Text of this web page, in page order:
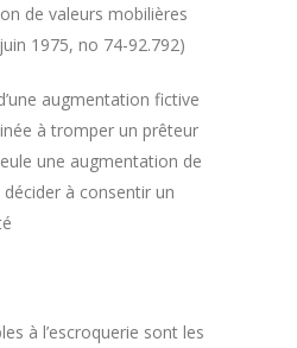
de valeurs mobilières
1975, no 74-92.792)
augmentation fictive
à tromper un prêteur
une augmentation de
à consentir un
à l’escroquerie sont les